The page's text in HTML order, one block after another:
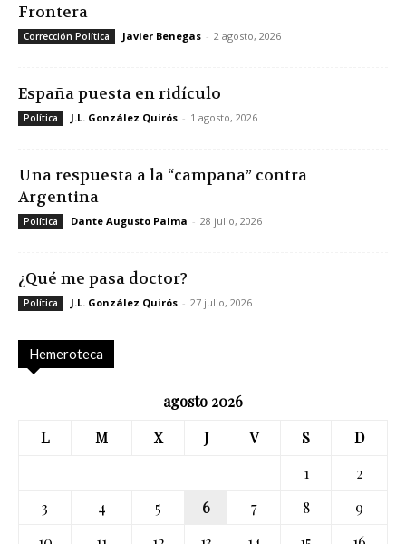
Frontera
Corrección Política Javier Benegas - 2 agosto, 2026
España puesta en ridículo
Política J.L. González Quirós - 1 agosto, 2026
Una respuesta a la “campaña” contra
Argentina
Política Dante Augusto Palma - 28 julio, 2026
¿Qué me pasa doctor?
Política J.L. González Quirós - 27 julio, 2026
Hemeroteca
agosto 2026
L
M X J V S
D
1
2
3
4 5 6 7 8
9